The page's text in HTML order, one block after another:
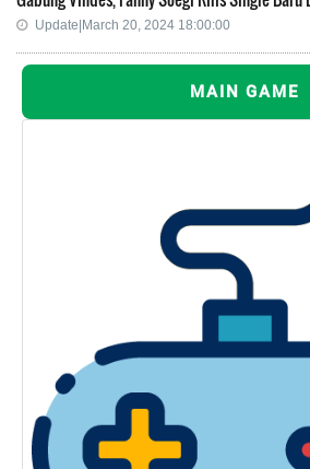
Update|March 20, 2024 18:00:00
MAIN GAME